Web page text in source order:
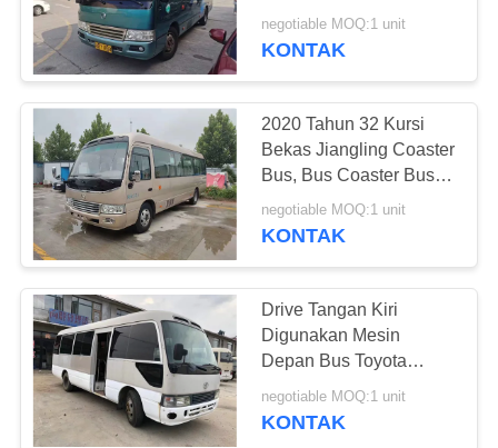
Bus Pelatih Bekas
391
Bus Tur Bekas
Coaster Bus Mini Bekas
Dengan Mesin Hino
negotiable MOQ:1 unit
KONTAK
2020 Tahun 32 Kursi
Bekas Jiangling Coaster
Bus, Bus Coaster Bus
Mini Bekas Dengan
Kursi Bisnis Untuk
negotiable MOQ:1 unit
KONTAK
Drive Tangan Kiri
Digunakan Mesin
Depan Bus Toyota
Coaster Bus 30 Kursi
Untuk Bisnis
negotiable MOQ:1 unit
KONTAK